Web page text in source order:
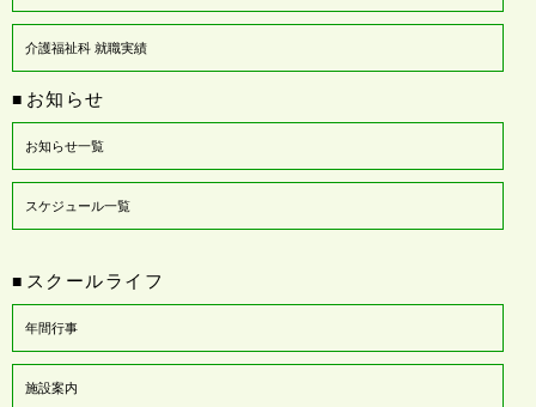
介護福祉科 就職実績
■ お知らせ
お知らせ一覧
スケジュール一覧
■ スクールライフ
年間行事
施設案内